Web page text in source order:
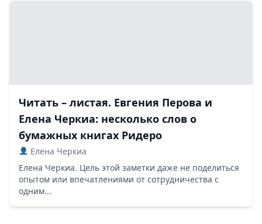
Читать – листая. Евгения Перова и
Елена Черкиа: несколько слов о
бумажных книгах Ридеро
Елена Черкиа
Елена Черкиа. Цель этой заметки даже не поделиться
опытом или впечатлениями от сотрудничества с
одним...